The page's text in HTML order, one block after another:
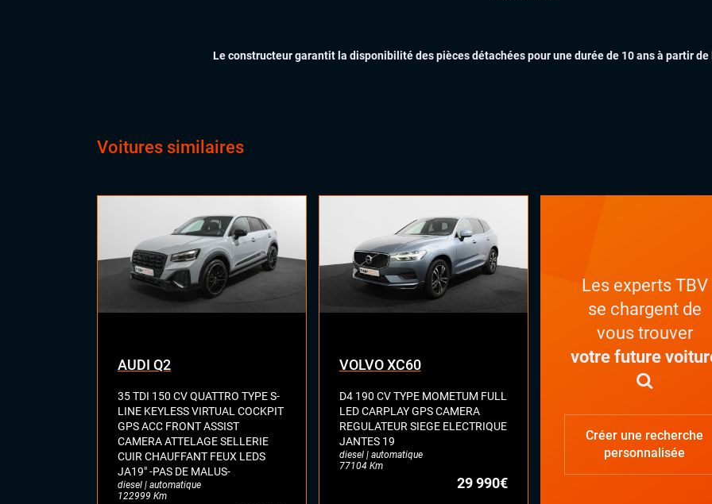
Rear Trafic (assistant de sortie de
Hayon électrique
Sièges chauffants
Sièges électriques à mémoire
Virtual cockpit (live cockpit, compteur
digital)
Volant chauffant
LES
Le constructeur garantit la disponibilité des pièces détachées pour une durée de 10 ans à partir
Voitures similaires
AUDI Q2
35 TDI 150 CV QUATTRO TYPE S-
LINE KEYLESS VIRTUAL COCKPIT
GPS ACC FRONT ASSIST
CAMERA ATTELAGE SELLERIE
CUIR CHAUFFANT FEUX LEDS
JA19" -PAS DE MALUS-
diesel | automatique
122999 Km
VOLVO XC60
D4 190 CV TYPE MOMETUM FULL
LED CARPLAY GPS CAMERA
REGULATEUR SIEGE ELECTRIQUE
JANTES 19
diesel | automatique
77104 Km
29 990€
Les experts TBV
se chargent de
vous trouver
votre future
Créer une recherche
personnalisée